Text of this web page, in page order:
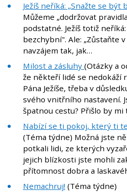
Ježíš neříká: „Snažte se být
Můžeme „dodržovat
podstatné. Ježíš totiž
bezchybní". Ale: „Zůstaňte
navzájem tak, jak…
Milost a zásluhy (Otázky a
že někteří lidé se
Pána Ježíše, třeba v
svého vnitřního nastavení.
špatnou cestu? Přišlo by mi
Nabízí se ti pokoj, který ti
(Téma týdne) Možná jste
potkali lidi, ze kterých
jejich blízkosti jste mohli
přítomnost dobra a
Nemachruj! (Téma týdne)